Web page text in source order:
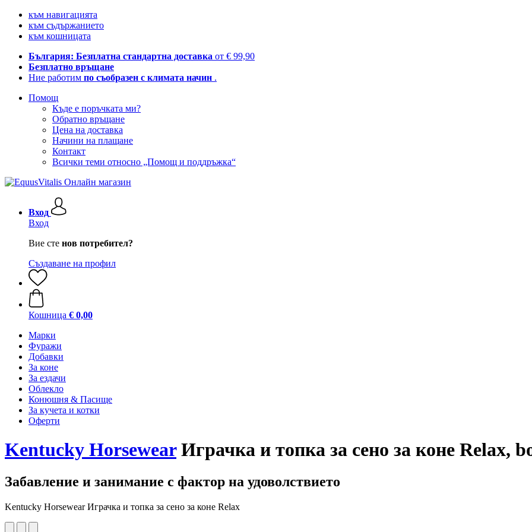
към навигацията
към съдържанието
към кошницата
България: Безплатна стандартна доставка от € 99,90
Безплатно връщане
Ние работим по съобразен с климата начин .
Помощ
Къде е поръчката ми?
Обратно връщане
Цена на доставка
Начини на плащане
Контакт
Всички теми относно „Помощ и поддръжка“
Вход
Вход
Вие сте нов потребител?
Създаване на профил
Кошница € 0,00
Марки
Фуражи
Добавки
За коне
За ездачи
Облекло
Конюшня & Пасище
За кучета и котки
Оферти
Kentucky HorsewearИграчка и топка за сено за коне Relax,
Забавление и занимание с фактор на удоволствието
Kentucky Horsewear Играчка и топка за сено за коне Relax